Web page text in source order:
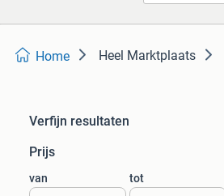
Home Heel Marktplaats
Verfijn resultaten
Prijs
van tot